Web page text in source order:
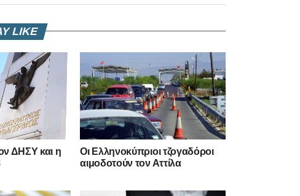
LIKE
ΔΗΣΥ και η
Οι Ελληνοκύπριοι τζογαδόροι
αιμοδοτούν τον Αττίλα